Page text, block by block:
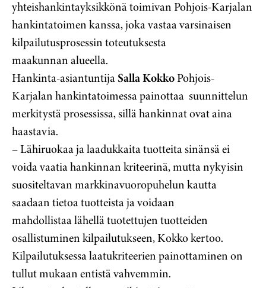
yhteishankintayksikkönä toimivan Pohjois-Karjalan
hankintatoimen kanssa, joka vastaa varsinaisen
kilpailutusprosessin toteutuksesta
maakunnan alueella.
Hankinta-asiantuntijaSalla KokkoPohjois-
Karjalan hankintatoimessa painottaa suunnittelun
merkitystä prosessissa, sillä hankinnat ovat aina
haastavia.
– Lähiruokaa ja laadukkaita tuotteita sinänsä ei
voida vaatia hankinnan kriteerinä, mutta nykyisin
suositeltavan markkinavuoropuhelun kautta
saadaan tietoa tuotteista ja voidaan
mahdollistaa lähellä tuotettujen tuotteiden
osallistuminen kilpailutukseen, Kokko kertoo.
Kilpailutuksessa laatukriteerien painottaminen on
tullut mukaan entistä vahvemmin.